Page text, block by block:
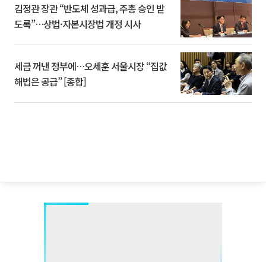
김정관 장관 “반도체 성과급, 주총 승인 받
도록”…상법·자본시장법 개정 시사
세금 꺼낸 정부에…오세훈 서울시장 “집값
해법은 공급” [종합]